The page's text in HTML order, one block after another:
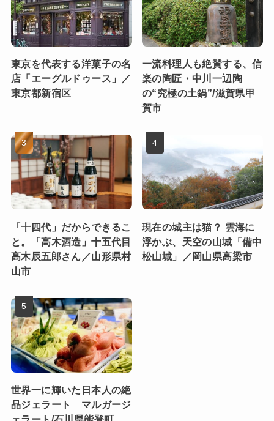
東京を代表する洋菓子の名
店「エーグルドゥース」／
東京都新宿区
一流料理人も絶賛する、信
楽の陶匠・中川一辺陶
の“究極の土鍋”/滋賀県甲
賀市
「十四代」だからできるこ
と。「高木酒造」十五代目
髙木辰五郎さん／山形県村
山市
現在の城主は猫？ 雲海に
浮かぶ、天空の山城「備中
松山城」／岡山県高梁市
世界一に輝いた日本人の絶
品ジェラート マルガージ